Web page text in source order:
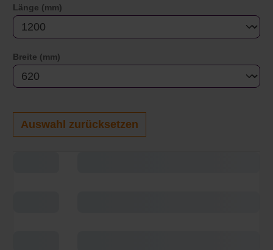
Länge (mm)
Breite (mm)
Auswahl zurücksetzen